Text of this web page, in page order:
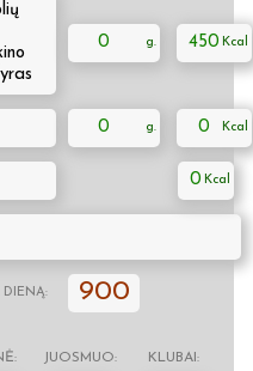
0 450
0 0
0
DIENĄ: 900
JUOSMUO: KLUBAI: